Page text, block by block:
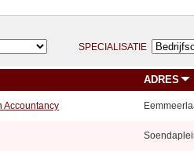
SPECIALISATIE
ADRES
Accountancy